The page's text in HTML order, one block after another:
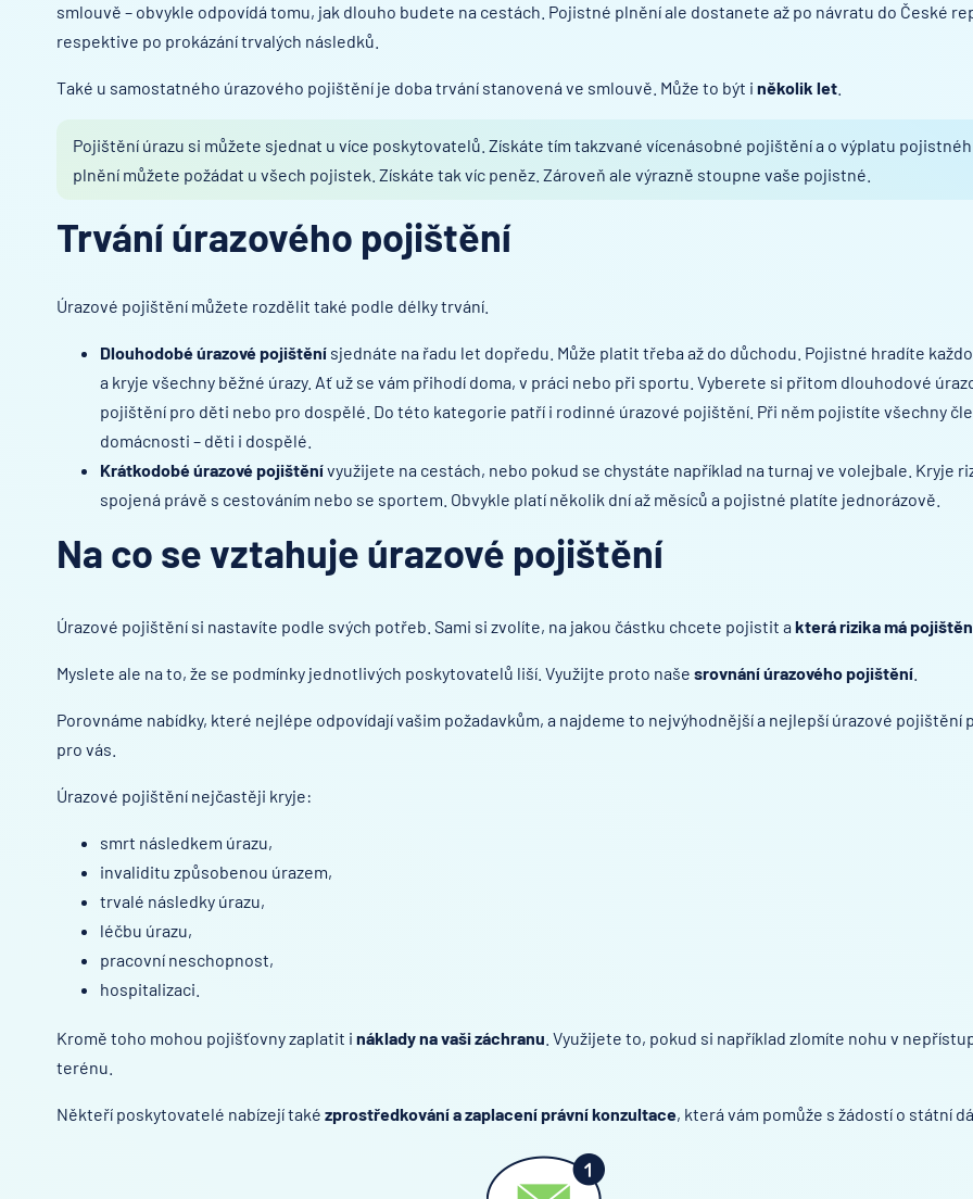
smlouvě – obvykle odpovídá tomu, jak dlouho budete na cestách. Pojistné plnění ale dostanete až po návratu do České
respektive po prokázání trvalých následků.
Také u samostatného úrazového pojištění je doba trvání stanovená ve smlouvě. Může to být i několik let
Pojištění úrazu si můžete sjednat u více poskytovatelů. Získáte tím takzvané vícenásobné pojištění a o výplatu
plnění můžete požádat u všech pojistek. Získáte tak víc peněz. Zároveň ale výrazně stoupne vaše pojistné.
Trvání úrazového pojištění
Úrazové pojištění můžete rozdělit také podle délky trvání.
Dlouhodobé úrazové pojištění sjednáte na řadu let dopředu. Může platit třeba až do důchodu. Pojistné hradíte
a kryje všechny běžné úrazy. Ať už se vám přihodí doma, v práci nebo při sportu. Vyberete si přitom dlouhodové
pojištění pro děti nebo pro dospělé. Do této kategorie patří i rodinné úrazové pojištění. Při něm pojistíte všechny
domácnosti – děti i dospělé.
Krátkodobé úrazové pojištěnívyužijete na cestách, nebo pokud se chystáte například na turnaj ve volejbale. Kryje
spojená právě s cestováním nebo se sportem. Obvykle platí několik dní až měsíců a pojistné platíte jednorázově.
Na co se vztahuje úrazové pojištění
Úrazové pojištění si nastavíte podle svých potřeb. Sami si zvolíte, na jakou částku chcete pojistit a která rizika má
Myslete ale na to, že se podmínky jednotlivých poskytovatelů liší. Využijte proto naše srovnání úrazového pojištění
Porovnáme nabídky, které nejlépe odpovídají vašim požadavkům, a najdeme to nejvýhodnější a nejlepší úrazové pojištění
pro vás.
Úrazové pojištění nejčastěji kryje:
smrt následkem úrazu,
invaliditu způsobenou úrazem,
trvalé následky úrazu,
léčbu úrazu,
pracovní neschopnost,
hospitalizaci.
Kromě toho mohou pojišťovny zaplatit i náklady na vaši záchranu . Využijete to, pokud si například zlomíte nohu v
terénu.
Někteří poskytovatelé nabízejí také zprostředkování a zaplacení právní konzultace, která vám pomůže s žádostí o státní